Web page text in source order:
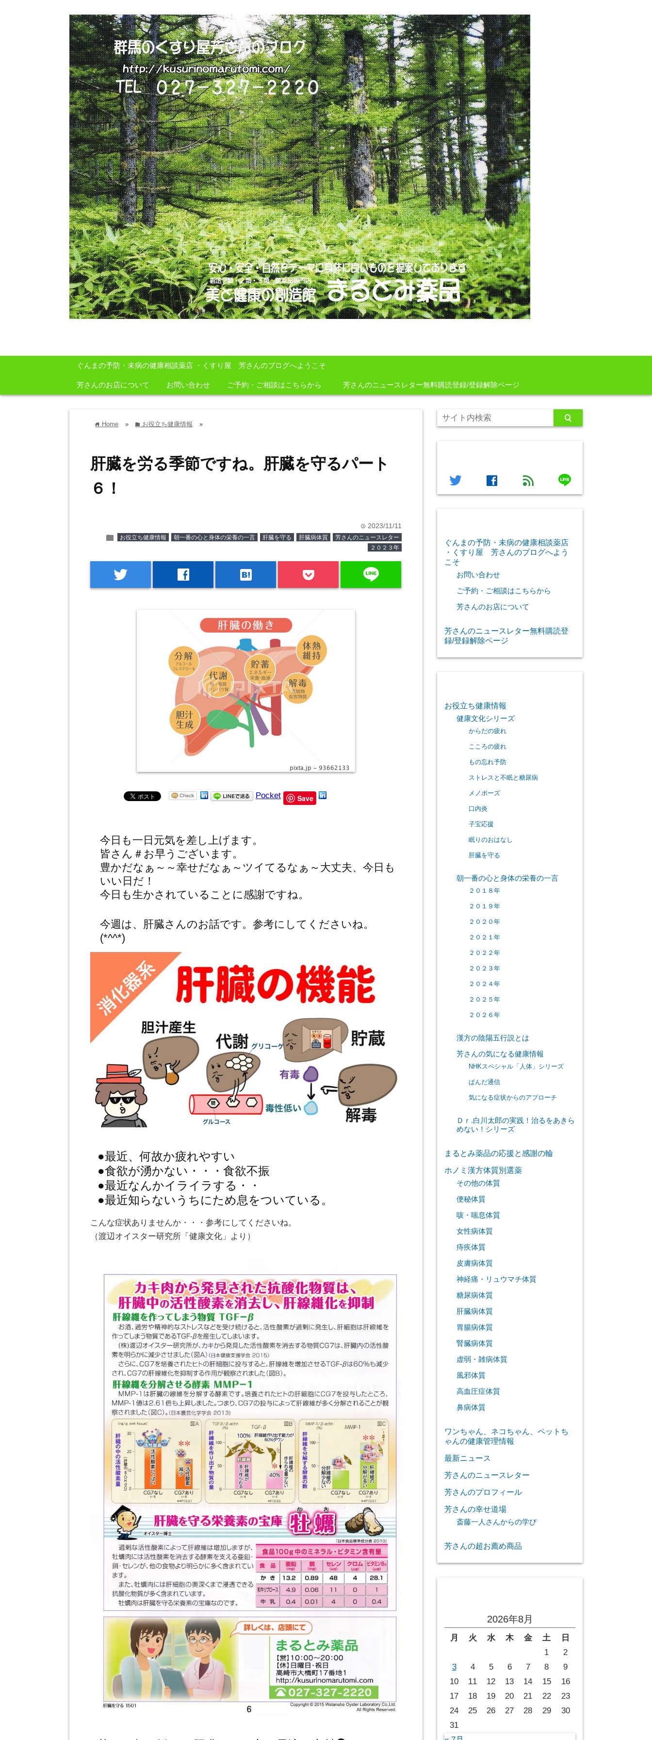
ぐんまの予防・未病の健康相談薬店 ・くすり屋 芳さんのブログへようこそ
芳さんのお店について お問い合わせ ご予約・ご相談はこちらから 芳さんのニュースレター無料購読登録/登録解除ページ
home Home » folder お役立ち健康情報 »
肝臓を労る季節ですね。肝臓を守るパート
６！
time 2023/11/11
folder お役立ち健康情報 朝一番の心と身体の栄養の一言 肝臓を守る 肝臓病体質
芳さんのニュースレター
２０２３年
twitter facebook hatenabookmark line
Pocket Save
今日も一日元気を差し上げます。
皆さん＃お早うございます。
豊かだなぁ～～幸せだなぁ～ツイてるなぁ～大丈夫、今日も
いい日だ！
今日も生かされていることに感謝ですね。
今週は、肝臓さんのお話です。参考にしてくださいね。
(*^^*)
●最近、何故か疲れやすい
●食欲が湧かない・・・食欲不振
●最近なんかイライラする・・
●最近知らないうちにため息をついている。
こんな症状ありませんか・・・参考にしてくださいね。
（渡辺オイスター研究所「健康文化」より）
twitter facebook feed line
ぐんまの予防・未病の健康相談薬店
・くすり屋 芳さんのブログへよう
こそ
お問い合わせ
ご予約・ご相談はこちらから
芳さんのお店について
芳さんのニュースレター無料購読登
録/登録解除ページ
お役立ち健康情報
健康文化シリーズ
からだの疲れ
こころの疲れ
もの忘れ予防
ストレスと不眠と糖尿病
メノポーズ
口内炎
子宝応援
眠りのおはなし
肝臓を守る
朝一番の心と身体の栄養の一言
２０１８年
２０１９年
２０２０年
２０２１年
２０２２年
２０２３年
２０２４年
２０２５年
２０２６年
漢方の陰陽五行説とは
芳さんの気になる健康情報
NHKスペシャル「人体」シリーズ
ぱんだ通信
気になる症状からのアプローチ
Ｄｒ.白川太郎の実践！治るをあきら
めない！シリーズ
まるとみ薬品の応援と感謝の輪
ホノミ漢方体質別選薬
その他の体質
便秘体質
咳・喘息体質
女性病体質
痔疾体質
皮膚病体質
神経痛・リュウマチ体質
糖尿病体質
肝臓病体質
胃腸病体質
腎臓病体質
虚弱・雑病体質
風邪体質
高血圧症体質
鼻病体質
ワンちゃん、ネコちゃん、ペットち
ゃんの健康管理情報
最新ニュース
芳さんのニュースレター
芳さんのプロフィール
芳さんの幸せ道場
斎藤一人さんからの学び
芳さんの超お薦め商品
2026年8月
月 火 水 木 金 土
日
1
2
3
4 5 6 7 8
9
10
11 12 13 14 15
16
17
18 19 20 21 22
23
24
25 26 27 28 29
30
31